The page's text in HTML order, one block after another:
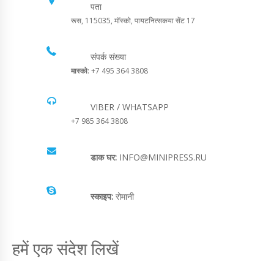
पता
रूस, 115035, मॉस्को, पायटनित्सकया सेंट 17
संपर्क संख्या
मास्को: +7 495 364 3808
VIBER / WHATSAPP
+7 985 364 3808
डाक घर: INFO@MINIPRESS.RU
स्काइप: रोमानी
हमें एक संदेश लिखें